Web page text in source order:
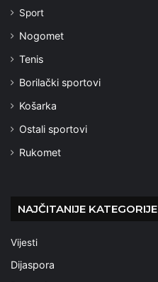
Sport
Nogomet
Tenis
Borilački sportovi
Košarka
Ostali sportovi
Rukomet
NAJČITANIJE KATEGORIJE
Vijesti
Dijaspora